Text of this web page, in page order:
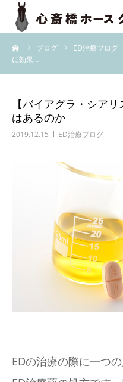
ブログ ED治療ブログ
に効果…
【バイアグラ・シア
はあるのか
2019.12.15 ED治療ブログ
EDの治療の際に一つ
TOP
診察の流れ
医師紹介
よくあるご質問